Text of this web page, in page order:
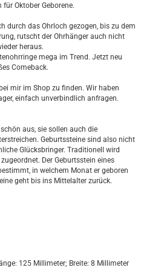
Oktober Geborene.
durch das Ohrloch gezogen, bis zu dem
rutscht der Ohrhänger auch nicht
heraus.
mega im Trend. Jetzt neu
Comeback.
mir im Shop zu finden. Wir haben
einfach unverbindlich anfragen.
aus, sie sollen auch die
Geburtssteine sind also nicht
Glücksbringer. Traditionell wird
Der Geburtsstein eines
in welchem Monat er geboren
geht bis ins Mittelalter zurück.
125 Millimeter; Breite: 8 Millimeter